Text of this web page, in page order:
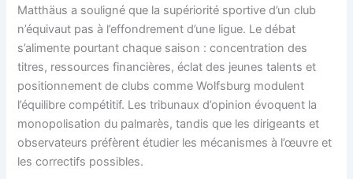
Matthäus a souligné que la supériorité sportive d’un club
n’équivaut pas à l’effondrement d’une ligue. Le débat
s’alimente pourtant chaque saison : concentration des
titres, ressources financières, éclat des jeunes talents et
positionnement de clubs comme Wolfsburg modulent
l’équilibre compétitif. Les tribunaux d’opinion évoquent la
monopolisation du palmarès, tandis que les dirigeants et
observateurs préfèrent étudier les mécanismes à l’œuvre et
les correctifs possibles.